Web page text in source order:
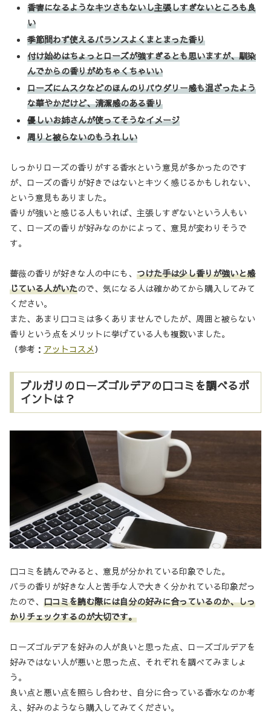
香害になるようなキツさもないし主張しすぎないところも良
い
季節問わず使えるバランスよくまとまった香り
付け始めはちょっとローズが強すぎるとも思いますが、馴染
んでからの香りがめちゃくちゃいい
ローズにムスクなどのほんのりパウダリー感も混ざったよう
な華やかだけど、清潔感のある香り
優しいお姉さんが使ってそうなイメージ
周りと被らないのもうれしい
しっかりローズの香りがする香水という意見が多かったのです
が、ローズの香りが好きではないとキツく感じるかもしれない、
という意見もありました。
香りが強いと感じる人もいれば、主張しすぎないという人もい
て、ローズの香りが好みなのかによって、意見が変わりそうで
す。
薔薇の香りが好きな人の中にも、 つけた手は少し香りが強いと感
じている人がいたので、気になる人は確かめてから購入してみて
ください。
また、あまり口コミは多くありませんでしたが、周囲と被らない
香りという点をメリットに挙げている人も複数いました。
（参考： アットコスメ）
ブルガリのローズゴルデアの口コミを調べるポ
イントは？
口コミを読んでみると、意見が分かれている印象でした。
バラの香りが好きな人と苦手な人で大きく分かれている印象だっ
たので、 口コミを読む際には自分の好みに合っているのか、しっ
かりチェックするのが大切です。
ローズゴルデアを好みの人が良いと思った点、ローズゴルデアを
好みではない人が悪いと思った点、それぞれを調べてみましょ
う。
良い点と悪い点を照らし合わせ、自分に合っている香水なのか考
え、好みのようなら購入してみてください。